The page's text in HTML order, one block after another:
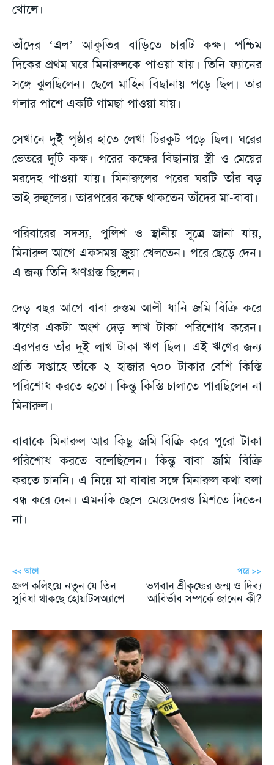
খোলে।
তাঁদের ‘এল’ আকৃতির বাড়িতে চারটি কক্ষ। পশ্চিম
দিকের প্রথম ঘরে মিনারুলকে পাওয়া যায়। তিনি ফ্যানের
সঙ্গে ঝুলছিলেন। ছেলে মাহিন বিছানায় পড়ে ছিল। তার
গলার পাশে একটি গামছা পাওয়া যায়।
সেখানে দুই পৃষ্ঠার হাতে লেখা চিরকুট পড়ে ছিল। ঘরের
ভেতরে দুটি কক্ষ। পরের কক্ষের বিছানায় স্ত্রী ও মেয়ের
মরদেহ পাওয়া যায়। মিনারুলের পরের ঘরটি তাঁর বড়
ভাই রুহুলের। তারপরের কক্ষে থাকতেন তাঁদের মা-বাবা।
পরিবারের সদস্য, পুলিশ ও স্থানীয় সূত্রে জানা যায়,
মিনারুল আগে একসময় জুয়া খেলতেন। পরে ছেড়ে দেন।
এ জন্য তিনি ঋণগ্রস্ত ছিলেন।
দেড় বছর আগে বাবা রুস্তম আলী ধানি জমি বিক্রি করে
ঋণের একটা অংশ দেড় লাখ টাকা পরিশোধ করেন।
এরপরও তাঁর দুই লাখ টাকা ঋণ ছিল। এই ঋণের জন্য
প্রতি সপ্তাহে তাঁকে ২ হাজার ৭০০ টাকার বেশি কিস্তি
পরিশোধ করতে হতো। কিন্তু কিস্তি চালাতে পারছিলেন না
মিনারুল।
বাবাকে মিনারুল আর কিছু জমি বিক্রি করে পুরো টাকা
পরিশোধ করতে বলেছিলেন। কিন্তু বাবা জমি বিক্রি
করতে চাননি। এ নিয়ে মা-বাবার সঙ্গে মিনারুল কথা বলা
বন্ধ করে দেন। এমনকি ছেলে–মেয়েদেরও মিশতে দিতেন
না।
<< আগে
গ্রুপ কলিংয়ে নতুন যে তিন
সুবিধা থাকছে হোয়াটসঅ্যাপে
পরে >>
ভগবান শ্রীকৃষ্ণের জন্ম ও দিব্য
আবির্ভাব সম্পর্কে জানেন কী?